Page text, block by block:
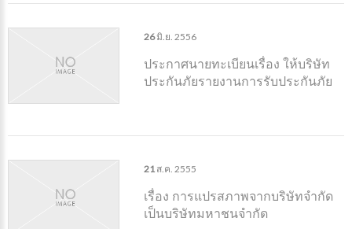
26มิ.ย. 2556
ประกาศนายทะเบียนเรื่อง ให้บริษัท
ประกันภัยรายงานการรับประกันภัย
21 ส.ค. 2555
เรื่อง การแปรสภาพจากบริษัทจำกัด
เป็นบริษัทมหาชนจำกัด